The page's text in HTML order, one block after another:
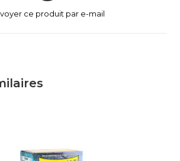
ce produit par e-mail